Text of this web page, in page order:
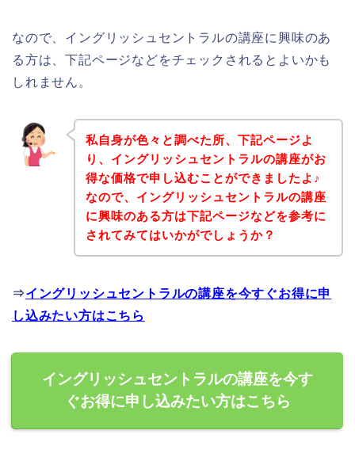
なので、イングリッシュセントラルの講座に興味のあ
る方は、下記ページなどをチェックされるとよいかも
しれません。
私自身が色々と調べた所、下記ページよ
り、イングリッシュセントラルの講座がお
得な価格で申し込むことができましたよ♪
なので、イングリッシュセントラルの講座
に興味のある方は下記ページなどを参考に
されてみてはいかがでしょうか？
⇒イングリッシュセントラルの講座を今すぐお得に申
し込みたい方はこちら
イングリッシュセントラルの講座を今す
ぐお得に申し込みたい方はこちら